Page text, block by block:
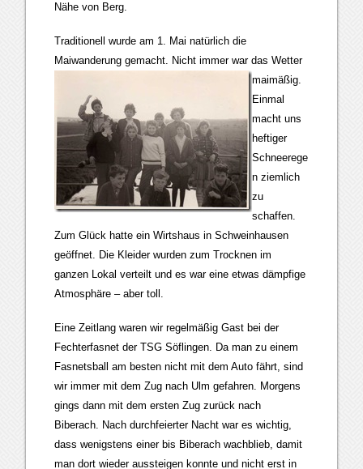
Nähe von Berg.
Traditionell wurde am 1. Mai natürlich die
Maiwanderung gemacht. Nicht immer war das Wetter
maimäßig.
Einmal
macht uns
heftiger
Schneerege
n ziemlich
zu
schaffen.
Zum Glück hatte ein Wirtshaus in Schweinhausen
geöffnet. Die Kleider wurden zum Trocknen im
ganzen Lokal verteilt und es war eine etwas dämpfige
Atmosphäre – aber toll.
Eine Zeitlang waren wir regelmäßig Gast bei der
Fechterfasnet der TSG Söflingen. Da man zu einem
Fasnetsball am besten nicht mit dem Auto fährt, sind
wir immer mit dem Zug nach Ulm gefahren. Morgens
gings dann mit dem ersten Zug zurück nach
Biberach. Nach durchfeierter Nacht war es wichtig,
dass wenigstens einer bis Biberach wachblieb, damit
man dort wieder aussteigen konnte und nicht erst in